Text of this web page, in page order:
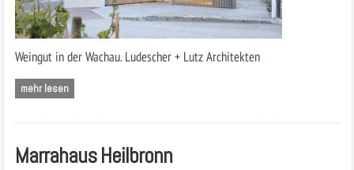
Weingut in der Wachau. Ludescher + Lutz Architekten
mehr lesen
Marrahaus Heilbronn